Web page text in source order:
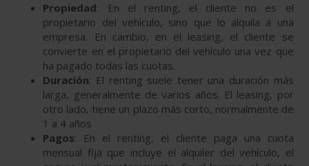
Propiedad: En el renting, el cliente no es el
propietario del vehículo, sino que lo alquila a una
empresa. En cambio, en el leasing, el cliente se
convierte en el propietario del vehículo una vez que
ha pagado todas las cuotas.
Duración: El renting suele tener una duración más
larga, generalmente de varios años. El leasing, por
otro lado, tiene un plazo más corto, normalmente de
1 a 4 años
Pagos: En el renting, el cliente paga una cuota
mensual fija que incluye el alquiler del vehículo, el